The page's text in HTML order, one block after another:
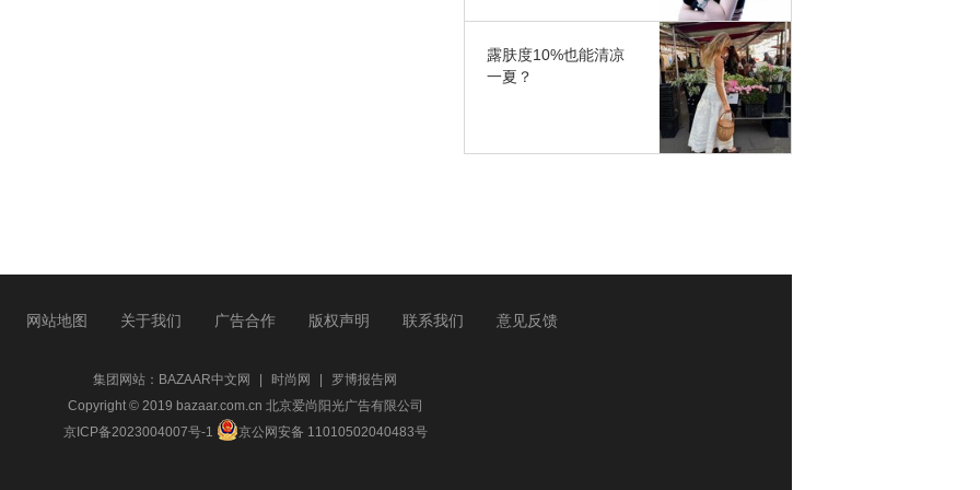
露肤度10%也能清凉
一夏？
网站地图 关于我们 广告合作 版权声明 联系我们 意见反馈
集团网站： BAZAAR中文网 时尚网
罗博报告网
Copyright © 2019 bazaar.com.cn 北京爱尚阳光广告有限公司
京ICP备2023004007号-1
京公网安备 11010502040483号